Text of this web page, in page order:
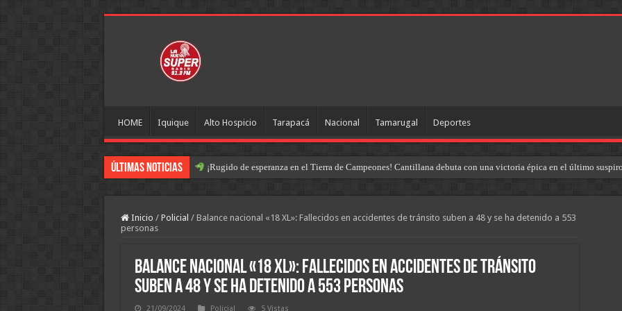
HOME Iquique Alto Hospicio Tarapacá Nacional Tamarugal Deportes
Últimas Noticias ¡Rugido de esperanza en el Tierra de Campeones! Cantillana debuta con una victoria épica en el último
Inicio / Policial / Balance nacional «18 XL»: Fallecidos en accidentes de tránsito suben a 48 y se ha detenido a 553
personas
Balance nacional «18 XL»: Fallecidos en accidentes de tránsito
suben a 48 y se ha detenido a 553 personas
21/09/2024 Policial 5 Vistas